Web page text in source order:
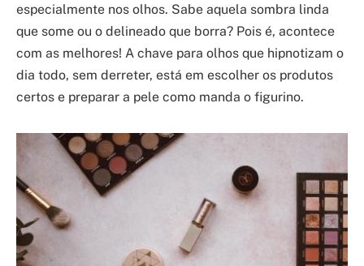
especialmente nos olhos. Sabe aquela sombra linda
que some ou o delineado que borra? Pois é, acontece
com as melhores! A chave para olhos que hipnotizam o
dia todo, sem derreter, está em escolher os produtos
certos e preparar a pele como manda o figurino.